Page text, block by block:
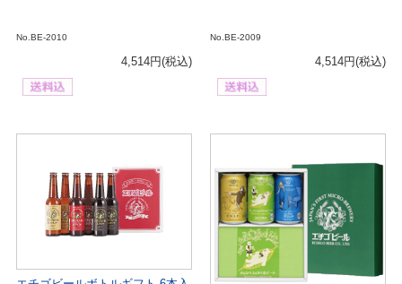
No.BE-2010
4,514円(税込)
No.BE-2009
4,514円(税込)